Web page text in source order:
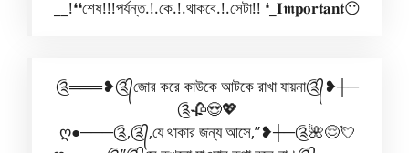
__!❛❛শেষ!!!পর্যন্ত.!.কে.!.থাকবে.!.সেটা!! ❛_𝐈𝖒𝐩𝐨𝐫𝖙𝐚𝐧𝖙😶
༊═══❥༊᭄জোর করে কাউকে আটকে রাখা যায়না༊᭄❥┼─
༊🥀😍💖
ღ●───༊,༊᭄,যে থাকার জন্য আসে,”❥┼─༊🌺😌💘